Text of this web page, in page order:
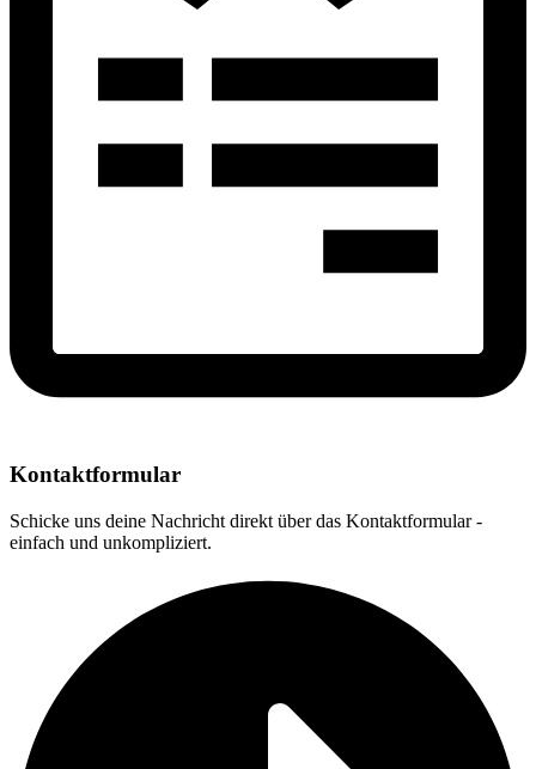
Kontaktformular
Schicke uns deine Nachricht direkt über das Kontaktformular -
einfach und unkompliziert.